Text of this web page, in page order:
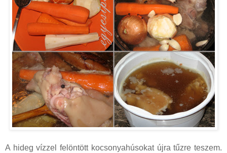
A hideg vízzel felöntött kocsonyahúsokat újra tűzre teszem.